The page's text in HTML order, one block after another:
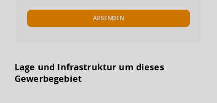
ABSENDEN
Lage und Infrastruktur um dieses
Gewerbegebiet